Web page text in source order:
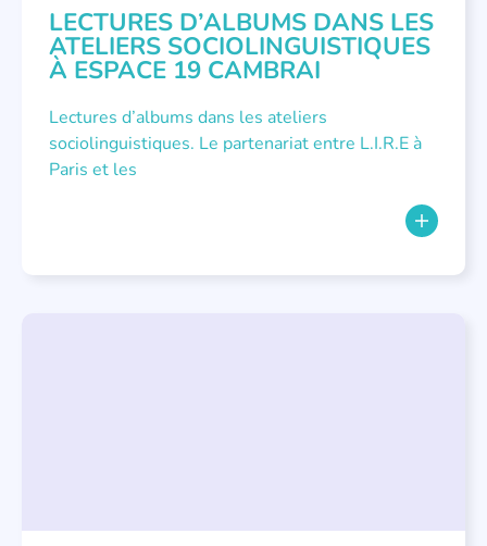
LECTURES D’ALBUMS DANS LES
ATELIERS SOCIOLINGUISTIQUES
À ESPACE 19 CAMBRAI
Lectures d’albums dans les ateliers
sociolinguistiques. Le partenariat entre L.I.R.E à
Paris et les